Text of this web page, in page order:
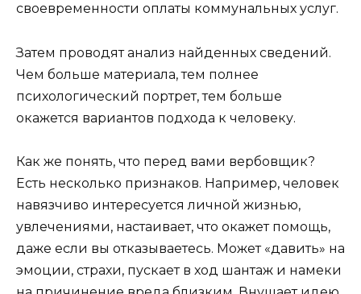
своевременности оплаты коммунальных услуг.
Затем проводят анализ найденных сведений.
Чем больше материала, тем полнее
психологический портрет, тем больше
окажется вариантов подхода к человеку.
Как же понять, что перед вами вербовщик?
Есть несколько признаков. Например, человек
навязчиво интересуется личной жизнью,
увлечениями, настаивает, что окажет помощь,
даже если вы отказываетесь. Может «давить» на
эмоции, страхи, пускает в ход шантаж и намеки